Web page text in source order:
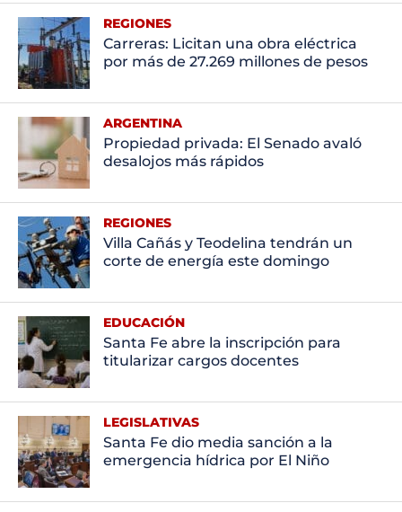
REGIONES
Carreras: Licitan una obra eléctrica
por más de 27.269 millones de pesos
ARGENTINA
Propiedad privada: El Senado avaló
desalojos más rápidos
REGIONES
Villa Cañás y Teodelina tendrán un
corte de energía este domingo
EDUCACIÓN
Santa Fe abre la inscripción para
titularizar cargos docentes
LEGISLATIVAS
Santa Fe dio media sanción a la
emergencia hídrica por El Niño